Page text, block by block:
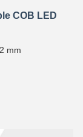
COB LED
mm